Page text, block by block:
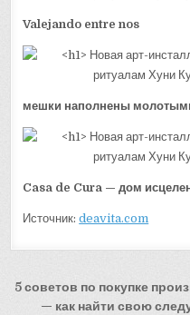
Valejando entre nos
мешки наполнены
Casa de Cura — дом
Источник:deavita.com
Навигация
5 советов по покупке
— как найти свою